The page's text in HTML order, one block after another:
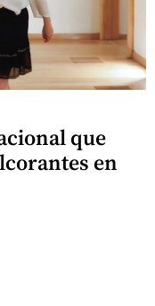
que
en